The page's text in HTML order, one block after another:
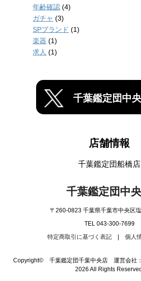
年齢確認 (4)
ガチャ (3)
SPブランド (1)
楽器 (1)
求人 (1)
千葉鑑定団中
店舗情報
千葉鑑定団船橋店
千葉鑑定団中
〒260-0823 千葉県千葉市中央区
TEL 043-300-7699
特定商取引に基づく表記| 個人
Copyright© 千葉鑑定団千葉中央店 運営会社
2026 All Rights